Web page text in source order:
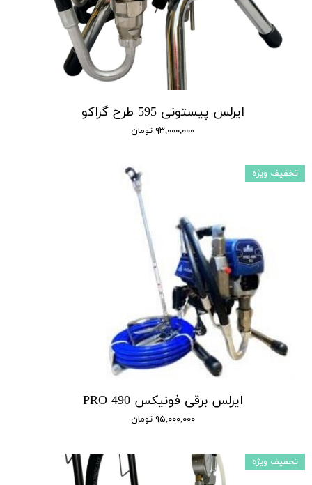
ایرلس پیستونی 595 طرح گراکو
۹۳,۰۰۰,۰۰۰ تومان
ایرلس برقی فونیکس 490 PRO
۹۵,۰۰۰,۰۰۰ تومان
تخفیف ویژه
تخفیف ویژه